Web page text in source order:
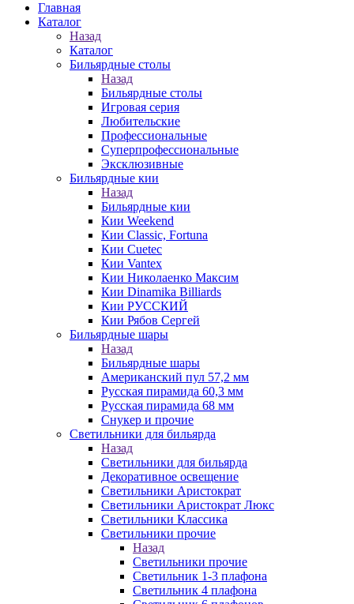
Главная
Каталог
Назад
Каталог
Бильярдные столы
Назад
Бильярдные столы
Игровая серия
Любительские
Профессиональные
Суперпрофессиональные
Эксклюзивные
Бильярдные кии
Назад
Бильярдные кии
Кии Weekend
Кии Classic, Fortuna
Кии Cuetec
Кии Vantex
Кии Николаенко Максим
Кии Dinamika Billiards
Кии РУССКИЙ
Кии Рябов Сергей
Бильярдные шары
Назад
Бильярдные шары
Американский пул 57,2 мм
Русская пирамида 60,3 мм
Русская пирамида 68 мм
Снукер и прочие
Светильники для бильярда
Назад
Светильники для бильярда
Декоративное освещение
Светильники Аристократ
Светильники Аристократ Люкс
Светильники Классика
Светильники прочие
Назад
Светильники прочие
Светильник 1-3 плафона
Светильник 4 плафона